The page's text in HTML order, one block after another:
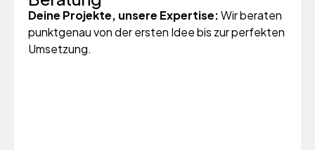
Deine Projekte, unsere Expertise:Wir beraten
punktgenau von der ersten Idee bis zur perfekten
Umsetzung.